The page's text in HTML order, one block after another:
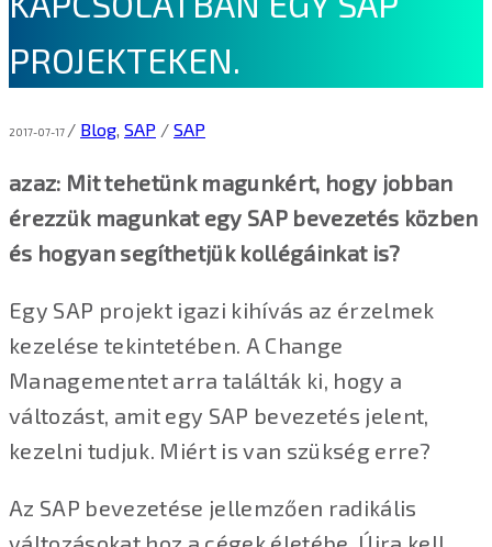
PROJEKTEKEN.
2017-07-17 / Blog, SAP / SAP
azaz: Mit tehetünk magunkért, hogy jobban
érezzük magunkat egy SAP bevezetés közben
és hogyan segíthetjük kollégáinkat is?
Egy SAP projekt igazi kihívás az érzelmek
kezelése tekintetében. A Change
Managementet arra találták ki, hogy a
változást, amit egy SAP bevezetés jelent,
kezelni tudjuk. Miért is van szükség erre?
Az SAP bevezetése jellemzően radikális